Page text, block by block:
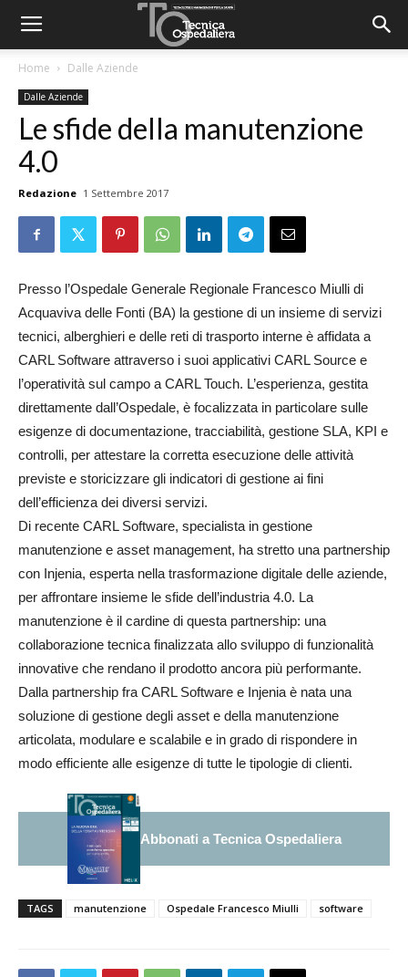
Home Dalle Aziende
Dalle Aziende
Le sfide della manutenzione
4.0
Redazione 1 Settembre 2017
Presso l’Ospedale Generale Regionale Francesco Miulli di
Acquaviva delle Fonti (BA) la gestione di un insieme di servizi
tecnici, alberghieri e delle reti di trasporto interne è affidata a
CARL Software attraverso i suoi applicativi CARL Source e
l’operatività sul campo a CARL Touch. L’esperienza, gestita
direttamente dall’Ospedale, è focalizzata in particolare sulle
esigenze di documentazione, tracciabilità, gestione SLA, KPI e
controlli, per attestare la corretta esecuzione delle attività
previste e storicizzare gli indicatori di gestione ai fini
dell’efficienza dei diversi servizi.
Di recente CARL Software, specialista in gestione
manutenzione e asset management, ha stretto una partnership
con Injenia, esperta nella trasformazione digitale delle aziende,
per affrontare insieme le sfide dell’industria 4.0. La
manutenzione è il cardine di questa partnership: una
collaborazione tecnica finalizzata allo sviluppo di funzionalità
innovative che rendano il prodotto ancora più performante.
Dalla partnership fra CARL Software e Injenia è nata una
soluzione di gestione degli asset e della manutenzione
articolata, modulare e scalabile e in grado di rispondere in
modo efficiente alle esigenze di tutte le tipologie di clienti.
Abbonati a Tecnica Ospedaliera
TAGS manutenzione Ospedale Francesco Miulli software